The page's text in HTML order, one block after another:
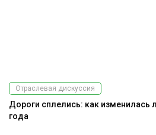
Отраслевая дискуссия
Дороги сплелись: как изменилась
года